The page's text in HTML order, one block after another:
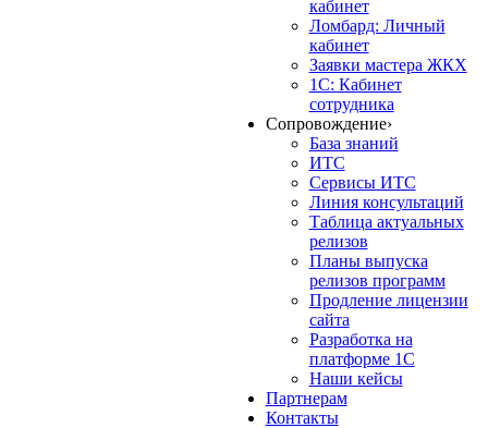
кабинет
Ломбард: Личный
кабинет
Заявки мастера ЖКХ
1С: Кабинет
сотрудника
Сопровождение›
База знаний
ИТС
Сервисы ИТС
Линия консультаций
Таблица актуальных
релизов
Планы выпуска
релизов программ
Продление лицензии
сайта
Разработка на
платформе 1С
Наши кейсы
Партнерам
Контакты